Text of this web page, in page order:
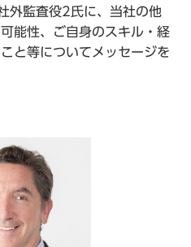
外監査役2氏に、当社の他
能性、ご自身のスキル・経
と等についてメッセージを